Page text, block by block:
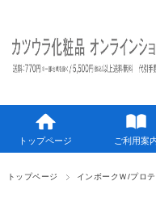
トップページ ご利用案
トップページ インボークＷ/プロ